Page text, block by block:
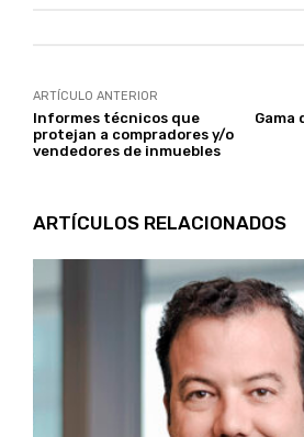
ARTÍCULO ANTERIOR
Informes técnicos que
protejan a compradores y/o
vendedores de inmuebles
Gama
ARTÍCULOS RELACIONADOS